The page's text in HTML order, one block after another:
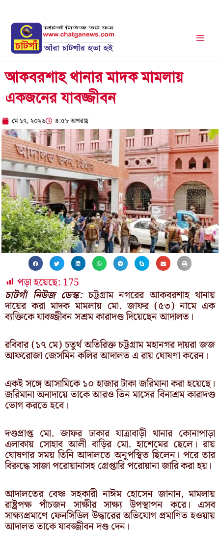
content
আকবরশাহ থানার মাদক মামলায়
একজনের যাবজ্জীবন
মে ১৭, ২০২৬ ৪:৫৮ অপরাহ্ণ
পড়া হয়েছে: 175
চাটগাঁ নিউজ ডেস্ক:চট্টগ্রাম নগরের আকবরশাহ থানায়
দায়ের করা মাদক মামলায় মো. জাফর (৫৩) নামে এক
ব্যক্তিকে যাবজ্জীবন সশ্রম কারাদণ্ড দিয়েছেন আদালত।
রবিবার (১৭ মে) চতুর্থ অতিরিক্ত চট্টগ্রাম মহানগর দায়রা জজ
আফরোজা জেসমিন কলির আদালত এ রায় ঘোষণা করেন।
একই সঙ্গে আসামিকে ১০ হাজার টাকা জরিমানা করা হয়েছে।
জরিমানা অনাদায়ে তাকে আরও তিন মাসের বিনাশ্রম কারাদণ্ড
ভোগ করতে হবে।
দণ্ডপ্রাপ্ত মো. জাফর ঢাকার যাত্রাবাড়ী থানার কোনাপাড়া
এলাকায় সোহাব আলী বাড়ির মো. হাশেমের ছেলে। রায়
ঘোষণার সময় তিনি আদালতে অনুপস্থিত ছিলেন। পরে তার
বিরুদ্ধে সাজা পরোয়ানাসহ গ্রেপ্তারি পরোয়ানা জারি করা হয়।
আদালতের বেঞ্চ সহকারী নাঈম হোসেন জানান, মামলায়
রাষ্ট্রপক্ষ পাঁচজন সাক্ষীর সাক্ষ্য উপস্থাপন করে। এসব
সাক্ষ্যপ্রমাণে ফেনসিডিল উদ্ধারের অভিযোগ প্রমাণিত হওয়ায়
আদালত তাকে যাবজ্জীবন দণ্ড দেন।